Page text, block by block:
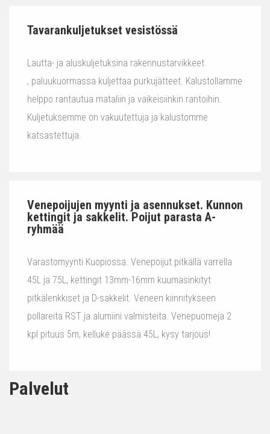
Tavarankuljetukset vesistössä
Lautta- ja aluskuljetuksina rakennustarvikkeet
, paluukuormassa kuljettaa purkujätteet. Kalustollamme
helppo rantautua mataliin ja vaikeisiinkin rantoihin.
Kuljetuksemme on vakuutettuja ja kalustomme
katsastettuja.
Venepoijujen myynti ja asennukset. Kunnon
kettingit ja sakkelit. Poijut parasta A-
ryhmää
Varastomyynti Kuopiossa. Venepoijut pitkällä varrella
45L ja 75L, kettingit 13mm-16mm kuumasinkityt
pitkälenkkiset ja D-sakkelit. Veneen kiinnitykseen
pollareita RST ja alumiini valmisteita. Venepuomeja 2
kpl pituus 5m, kelluke päässä 45L, kysy tarjous!
Palvelut